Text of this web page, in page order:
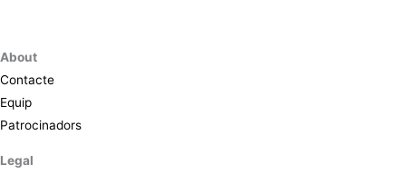
About
Contacte
Equip
Patrocinadors
Legal